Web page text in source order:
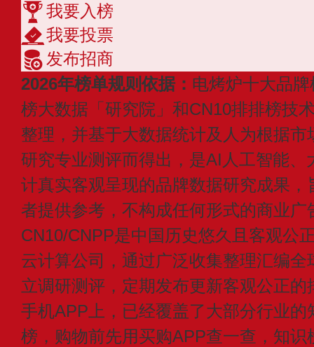
我要入榜
我要投票
发布招商
2026年榜单规则依据： 电烤炉十大品
榜大数据「研究院」和CN10排排榜技
整理，并基于大数据统计及人为根据
研究专业测评而得出，是AI人工智能、
计真实客观呈现的品牌数据研究成果
者提供参考，不构成任何形式的商业广
CN10/CNPP是中国历史悠久且客观公
云计算公司，通过广泛收集整理汇编
立调研测评，定期发布更新客观公正
手机APP上，已经覆盖了大部分行业
榜，购物前先用买购APP查一查，知